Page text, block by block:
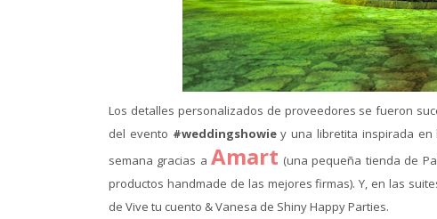
Los detalles personalizados de proveedores se fueron
del evento #weddingshowiey una libretita inspirada en
semana gracias aAmart (una pequeña tienda de
productos handmade de las mejores firmas). Y, en las
de Vive tu cuento & Vanesa de Shiny Happy Parties.